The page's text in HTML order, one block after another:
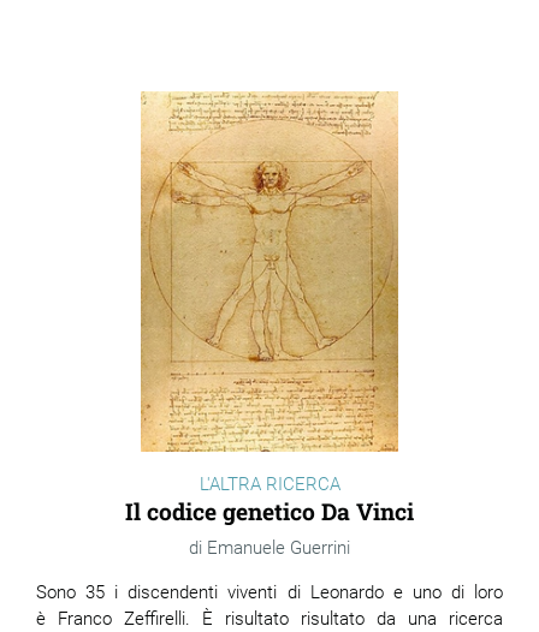
L'ALTRA RICERCA
Il codice genetico Da Vinci
Emanuele Guerrini
Sono 35 i discendenti viventi di Leonardo e uno di loro
è Franco Zeffirelli. È risultato risultato da una ricerca